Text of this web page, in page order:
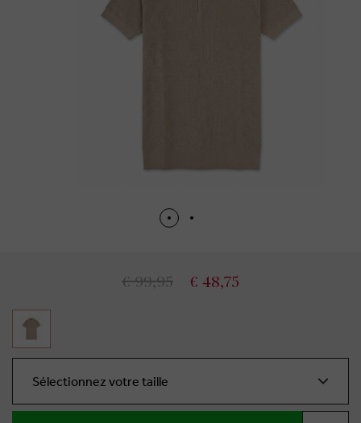
€ 99,95 € 48,75
Sélectionnez votre taille